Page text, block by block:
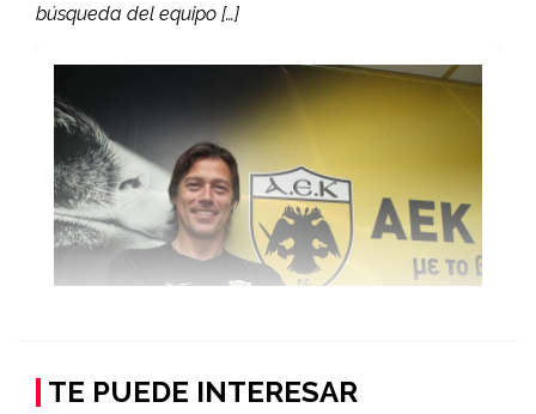
búsqueda del equipo […]
TE PUEDE INTERESAR